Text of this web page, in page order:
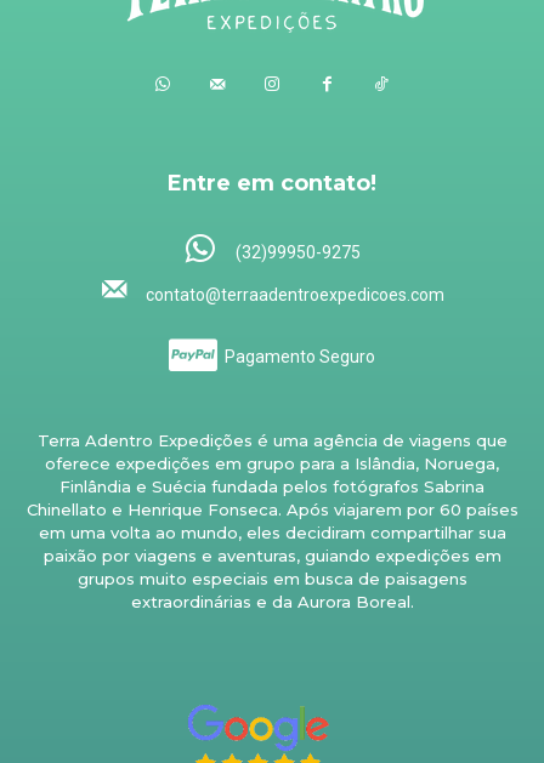
Entre em contato!
(32)99950-9275
contato@terraadentroexpedicoes.com
Pagamento Seguro
Terra Adentro Expedições é uma agência de viagens que
oferece expedições em grupo para a Islândia, Noruega,
Finlândia e Suécia fundada pelos fotógrafos Sabrina
Chinellato e Henrique Fonseca. Após viajarem por 60 países
em uma volta ao mundo, eles decidiram compartilhar sua
paixão por viagens e aventuras, guiando expedições em
grupos muito especiais em busca de paisagens
extraordinárias e da Aurora Boreal.